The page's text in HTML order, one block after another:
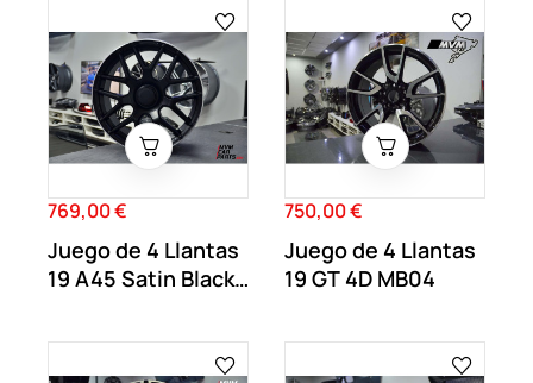
Precio
769,00 €
Juego de 4 Llantas
19 A45 Satin Black
Precio
750,00 €
Juego de 4 Llantas
19 GT 4D MB04